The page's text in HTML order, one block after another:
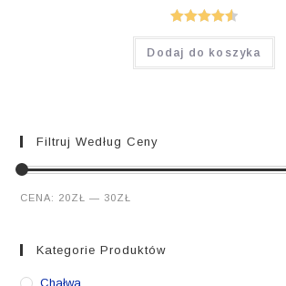
Oceniono
4.60na 5
Dodaj do koszyka
Filtruj Według Ceny
Cena
Cena
CENA: 20ZŁ — 30ZŁ
Kategorie Produktów
Chałwa